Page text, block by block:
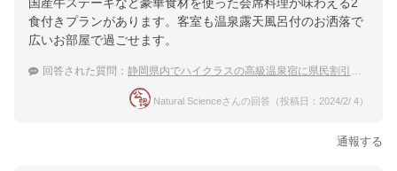
国産牛ステーキなど豪華食材を使った会席料理が味わえる2
食付きプランがあります。客室も温泉露天風呂付のお洒落で
広いお部屋で過ごせます。
回答された質問： 静岡県内でハイクラスの高級温泉宿に県民割引を使って安く泊まりたい、おすすめを教えて！
Natural Scienceさんの回答（投稿日：2024/2/ 4）
通報する